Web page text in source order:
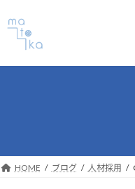
HOME ブログ 人材採用